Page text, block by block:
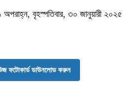
বৃহস্পতিবার, ৩০ জানুয়ারী ২০২৫
ফটোকার্ড ডাউনলোড করুন